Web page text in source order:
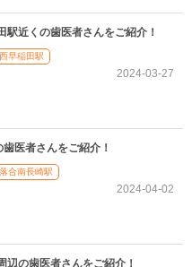
駅近くの歯医者さんをご紹介！
西早稲田駅
2024-03-27
医者さんをご紹介！
落合南長崎駅
2024-04-02
辺の歯医者さんをご紹介！